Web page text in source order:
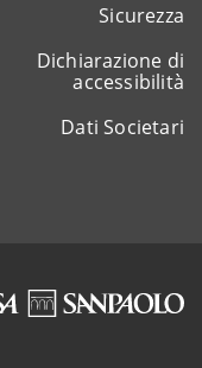
Sicurezza
Dichiarazione di
accessibilità
Dati Societari